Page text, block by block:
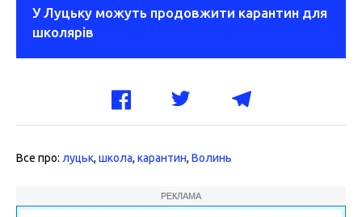
У Луцьку можуть продовжити карантин для
школярів
Все про: луцьк, школа, карантин, Волинь
РЕКЛАМА